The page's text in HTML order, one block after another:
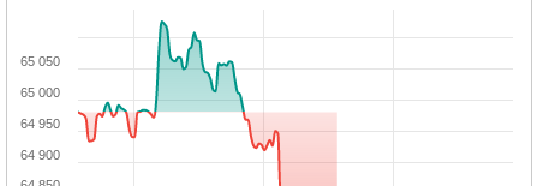
64 900
64 950
65 000
65 050